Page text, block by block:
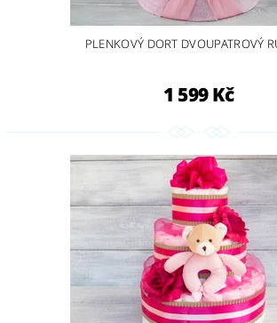
PLENKOVÝ DORT DVOUPATROVÝ
1 599 Kč